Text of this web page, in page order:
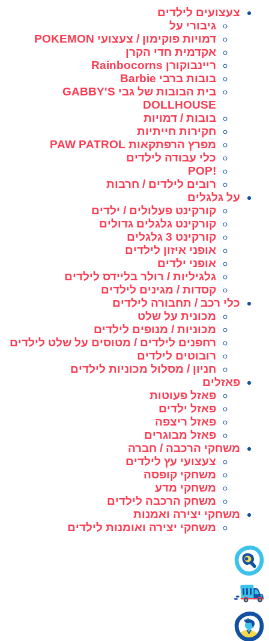
צעצועים לילדים
גיבורי על
דמויות פוקימון / צעצועי POKEMON
אקדמית חדי הקרן
ריינבוקורן Rainbocorns
בובות ברבי Barbie
בית הבובות של גבי GABBY'S
DOLLHOUSE
בובות / דמויות
חקירות חייתיות
מפרץ הרפתקאות PAW PATROL
כלי עבודה לילדים
!POP
רובים לילדים / חרבות
על גלגלים
קורקינט פעלולים / ילדים
קורקינט גלגלים גדולים
קורקינט 3 גלגלים
אופני איזון לילדים
אופני ילדים
גלגיליות / רולר בליידס לילדים
קסדות / מגינים לילדים
כלי רכב / תחבורה לילדים
מכונית על שלט
מכוניות / מנופים לילדים
רחפנים לילדים / מטוסים על שלט לילדים
רובוטים לילדים
חניון / מסלול מכוניות לילדים
פאזלים
פאזל פעוטות
פאזל ילדים
פאזל ריצפה
פאזל מבוגרים
משחקי הרכבה / חברה
צעצועי עץ לילדים
משחקי קופסה
משחקי מדע
משחק הרכבה לילדים
משחקי יצירה ואמנות
משחקי יצירה ואומנות לילדים